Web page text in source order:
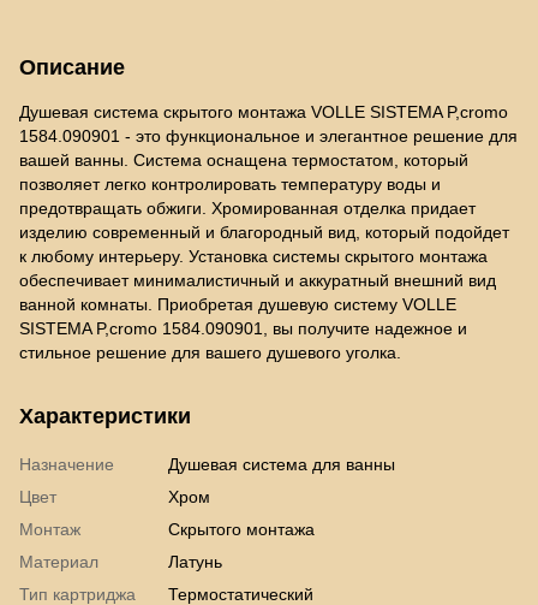
Описание
Душевая система скрытого монтажа VOLLE SISTEMA P,cromo
1584.090901 - это функциональное и элегантное решение для
вашей ванны. Система оснащена термостатом, который
позволяет легко контролировать температуру воды и
предотвращать обжиги. Хромированная отделка придает
изделию современный и благородный вид, который подойдет
к любому интерьеру. Установка системы скрытого монтажа
обеспечивает минималистичный и аккуратный внешний вид
ванной комнаты. Приобретая душевую систему VOLLE
SISTEMA P,cromo 1584.090901, вы получите надежное и
стильное решение для вашего душевого уголка.
Характеристики
Назначение
Душевая система для ванны
Цвет
Хром
Монтаж
Скрытого монтажа
Материал
Латунь
Тип картриджа
Термостатический